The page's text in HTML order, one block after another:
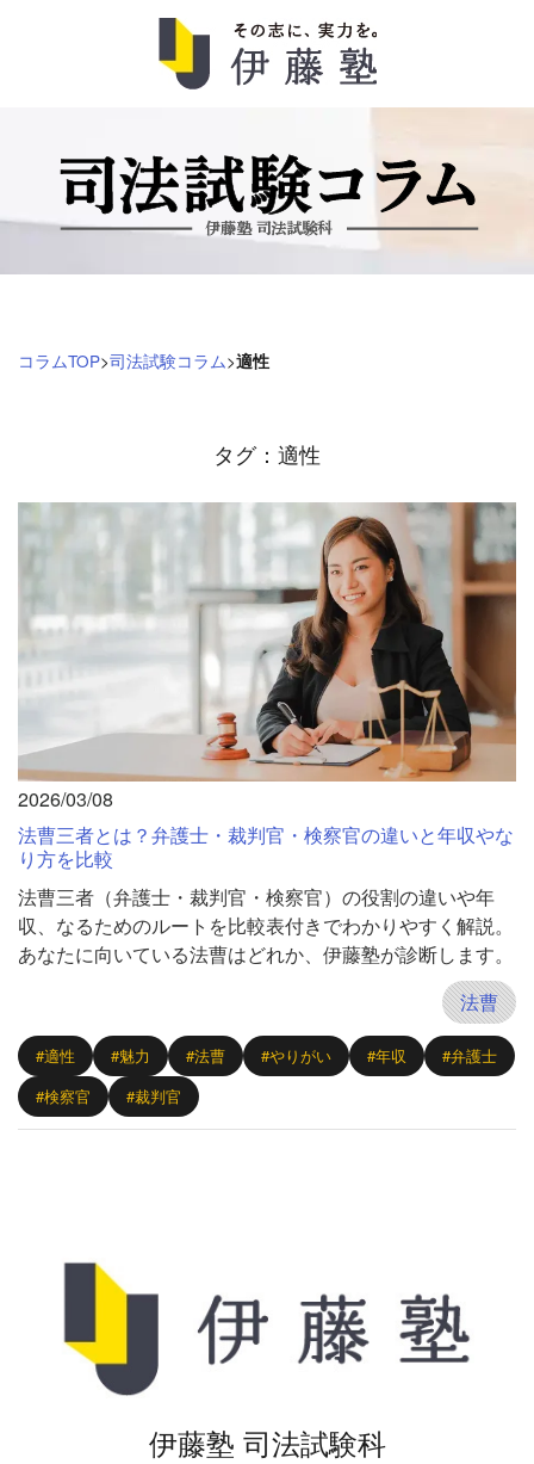
コラムTOP>司法試験コラム>適性
タグ：適性
2026/03/08
法曹三者とは？弁護士・裁判官・検察官の違いと年収やな
り方を比較
法曹三者（弁護士・裁判官・検察官）の役割の違いや年
収、なるためのルートを比較表付きでわかりやすく解説。
あなたに向いている法曹はどれか、伊藤塾が診断します。
法曹
#適性 #魅力 #法曹 #やりがい #年収
#弁護士
#検察官
#裁判官
伊藤塾 司法試験科